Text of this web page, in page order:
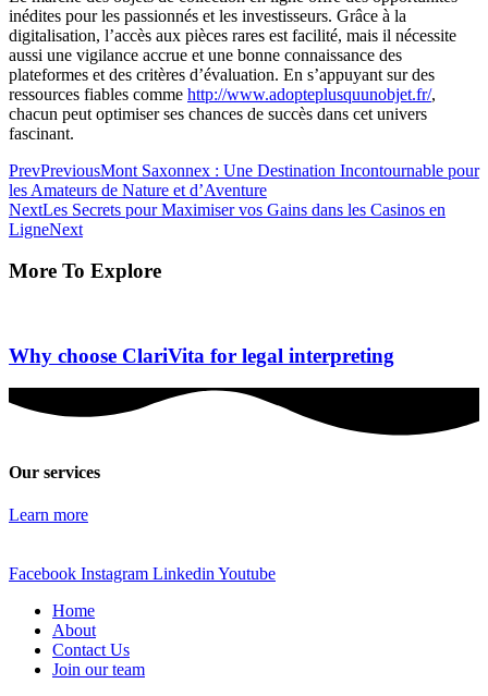
inédites pour les passionnés et les investisseurs. Grâce à la
digitalisation, l’accès aux pièces rares est facilité, mais il nécessite
aussi une vigilance accrue et une bonne connaissance des
plateformes et des critères d’évaluation. En s’appuyant sur des
ressources fiables comme http://www.adopteplusquunobjet.fr/,
chacun peut optimiser ses chances de succès dans cet univers
fascinant.
PrevPreviousMont Saxonnex : Une Destination Incontournable pour
les Amateurs de Nature et d’Aventure
NextLes Secrets pour Maximiser vos Gains dans les Casinos en
LigneNext
More To Explore
Why choose ClariVita for legal interpreting
Our services
Learn more
Facebook Instagram Linkedin Youtube
Home
About
Contact Us
Join our team​